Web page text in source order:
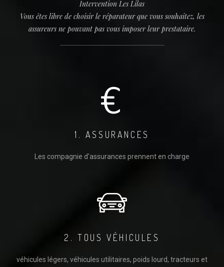
Intervention Les Lilas
Vous êtes libre de choisir le réparateur que vous souhaitez, les
assureurs ne pouvant pas vous imposer leur prestataire.
1. ASSURANCES
Les compagnie d'assurances prennent en charge
2. TOUS VÉHICULES
véhicules légers, véhicules utilitaires, poids lourd, tracteurs et